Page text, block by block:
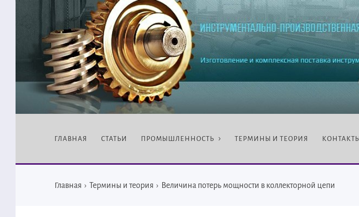
ГЛАВНАЯ СТАТЬИ ПРОМЫШЛЕННОСТЬ ТЕРМИНЫ И ТЕОРИЯ КОНТАКТЫ
Главная › Термины и теория › Величина потерь мощности в коллекторной цепи